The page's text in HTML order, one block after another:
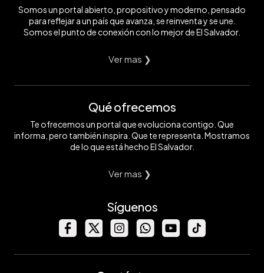
Somos un portal abierto, propositivo y moderno, pensado
para reflejar a un país que avanza, se reinventa y se une.
Somos el punto de conexión con lo mejor de El Salvador.
Ver mas ❯
Qué ofrecemos
Te ofrecemos un portal que evoluciona contigo. Que
informa, pero también inspira. Que te representa. Mostramos
de lo que está hecho El Salvador.
Ver mas ❯
Síguenos